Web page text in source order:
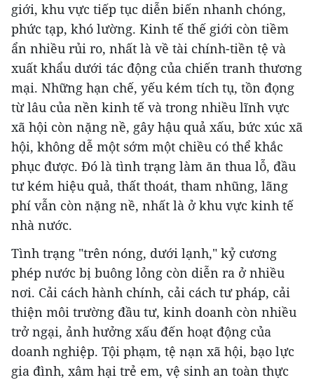
giới, khu vực tiếp tục diễn biến nhanh chóng,
phức tạp, khó lường. Kinh tế thế giới còn tiềm
ẩn nhiều rủi ro, nhất là về tài chính-tiền tệ và
xuất khẩu dưới tác động của chiến tranh thương
mại. Những hạn chế, yếu kém tích tụ, tồn đọng
từ lâu của nền kinh tế và trong nhiều lĩnh vực
xã hội còn nặng nề, gây hậu quả xấu, bức xúc xã
hội, không dễ một sớm một chiều có thể khắc
phục được. Đó là tình trạng làm ăn thua lỗ, đầu
tư kém hiệu quả, thất thoát, tham nhũng, lãng
phí vẫn còn nặng nề, nhất là ở khu vực kinh tế
nhà nước.
Tình trạng "trên nóng, dưới lạnh," kỷ cương
phép nước bị buông lỏng còn diễn ra ở nhiều
nơi. Cải cách hành chính, cải cách tư pháp, cải
thiện môi trường đầu tư, kinh doanh còn nhiều
trở ngại, ảnh hưởng xấu đến hoạt động của
doanh nghiệp. Tội phạm, tệ nạn xã hội, bạo lực
gia đình, xâm hại trẻ em, vệ sinh an toàn thực